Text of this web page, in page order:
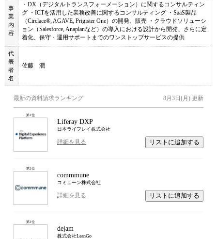
事
業
内
容
・DX（デジタルトランスフォーメーション）に関するコンサルティン
グ ・ICTを活用した業務改善に関するコンサルティング ・SaaS製品
（Circlace®, AGAVE, Prigister One）の開発、販売 ・クラウドソリューシ
ョン（Salesforce, Anaplanなど）の導入における設計から開発、さらに定
着化、保守・運用サポートまでのワンストップサービスの提供
代
表
者
名
佐藤 潤
最新の資料請求ランキング 8月3日(月) 更新
第1位
Liferay DXP
日本ライフレイ株式会社
詳細を見る リストに追加する
第2位
commmune
コミューン株式会社
詳細を見る リストに追加する
第3位
dejam
株式会社LeanGo